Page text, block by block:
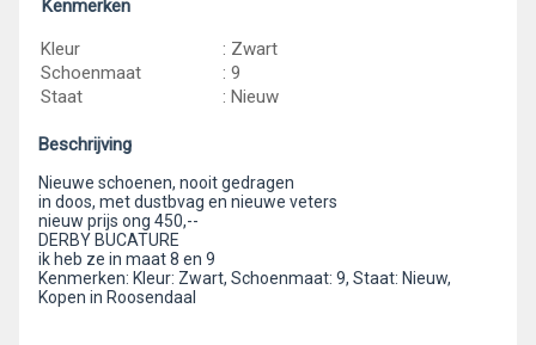
Kenmerken
Kleur
: Zwart
Schoenmaat
: 9
Staat
: Nieuw
Beschrijving
Nieuwe schoenen, nooit gedragen
in doos, met dustbvag en nieuwe veters
nieuw prijs ong 450,--
DERBY BUCATURE
ik heb ze in maat 8 en 9
Kenmerken: Kleur: Zwart, Schoenmaat: 9, Staat: Nieuw,
Kopen in Roosendaal